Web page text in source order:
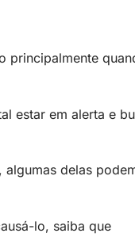
principalmente
estar em alerta e
delas
lo, saiba que